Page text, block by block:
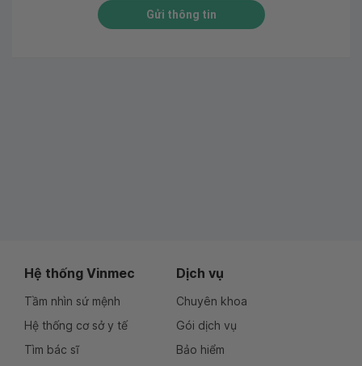
Gửi thông tin
Hệ thống Vinmec
Tầm nhìn sứ mệnh
Hệ thống cơ sở y tế
Tìm bác sĩ
Dịch vụ
Chuyên khoa
Gói dịch vụ
Bảo hiểm